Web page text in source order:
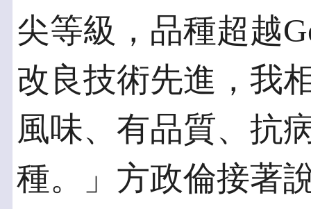
尖等級，品種超越
改良技術先進，我
風味、有品質、抗
種。」方政倫接著